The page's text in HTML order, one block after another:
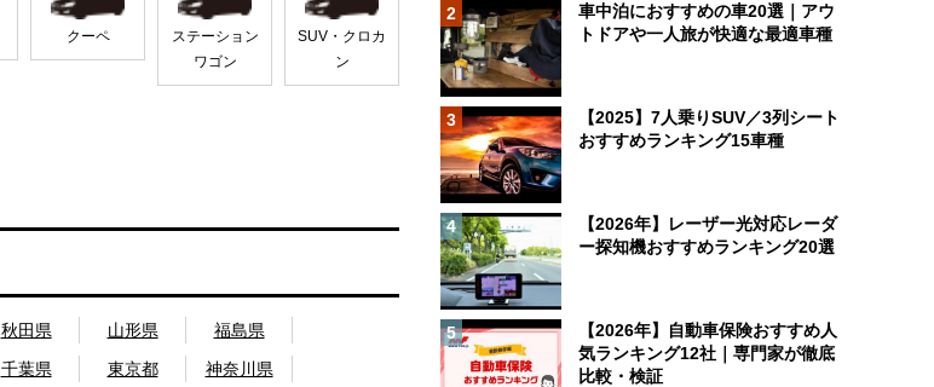
クーペ
ステーション
ワゴン
SUV・クロカ
ン
秋田県 山形県
福島県
千葉県 東京都
神奈川県
2
車中泊におすすめの車20選｜アウ
トドアや一人旅が快適な最適車種
3
【2025】7人乗りSUV／3列シート
おすすめランキング15車種
4
【2026年】レーザー光対応レーダ
ー探知機おすすめランキング20選
5
【2026年】自動車保険おすすめ人
気ランキング12社｜専門家が徹底
比較・検証